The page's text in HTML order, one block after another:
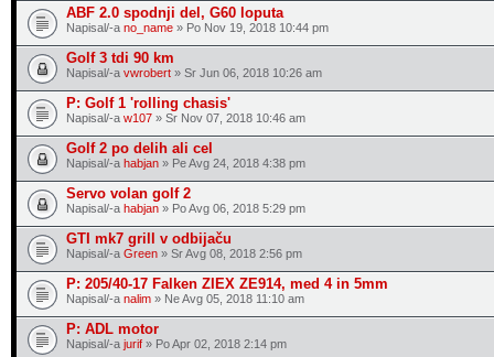
ABF 2.0 spodnji del, G60 loputa
Napisal/-a no_name » Po Nov 19, 2018 10:44 pm
Golf 3 tdi 90 km
Napisal/-a vwrobert » Sr Jun 06, 2018 10:26 am
P: Golf 1 'rolling chasis'
Napisal/-a w107 » Sr Nov 07, 2018 10:46 am
Golf 2 po delih ali cel
Napisal/-a habjan » Pe Avg 24, 2018 4:38 pm
Servo volan golf 2
Napisal/-a habjan » Po Avg 06, 2018 5:29 pm
GTI mk7 grill v odbijaču
Napisal/-a Green » Sr Avg 08, 2018 2:56 pm
P: 205/40-17 Falken ZIEX ZE914, med 4 in 5mm
Napisal/-a nalim » Ne Avg 05, 2018 11:10 am
P: ADL motor
Napisal/-a jurif » Po Apr 02, 2018 2:14 pm